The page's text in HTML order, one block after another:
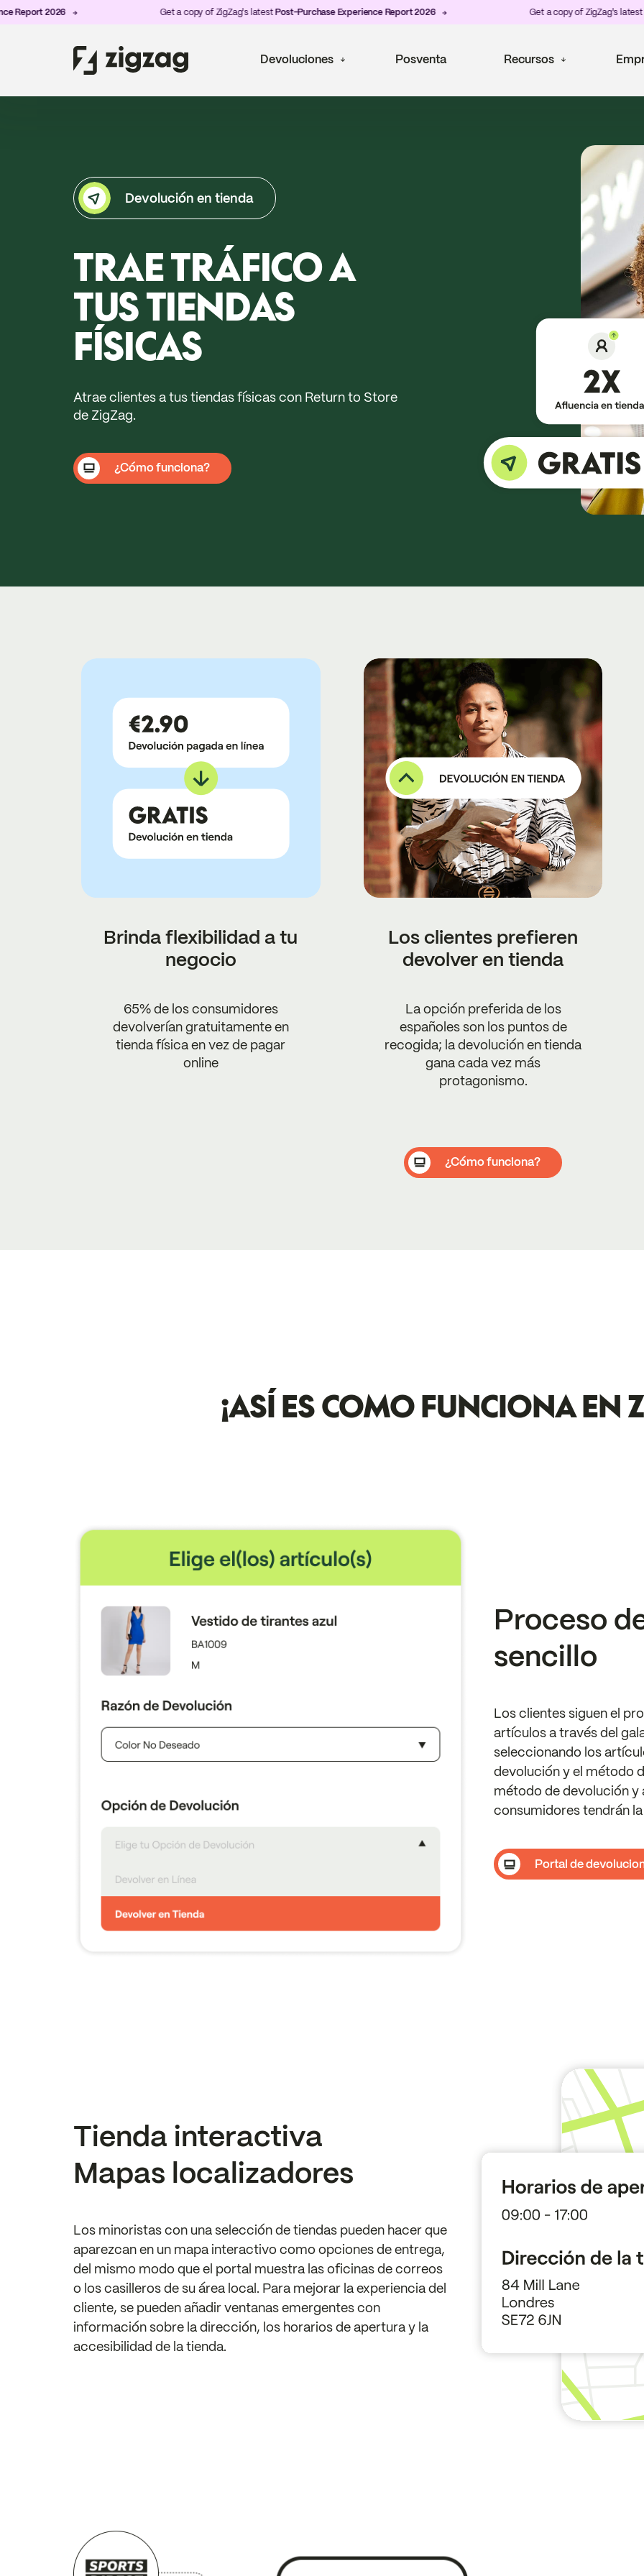
2026 Get a copy of ZigZag's latestPost-Purchase Experience Report 2026 Get a copy of ZigZag's latestPost-
Devoluciones Posventa Recursos
Devolución en tienda
TRAE TRÁFICO A
TUS TIENDAS
FÍSICAS
Atrae clientes a tus tiendas físicas con Return to Store
de ZigZag.
¿Cómo funciona?
Brinda flexibilidad a tu
negocio
65% de los consumidores
devolverían gratuitamente en
tienda física en vez de pagar
online
Los clientes prefieren
devolver en tienda
La opción preferida de los
españoles son los puntos de
recogida; la devolución en tienda
gana cada vez más
protagonismo.
¿Cómo funciona?
¡ASÍ ES COMO FUNCIONA EN
Proceso
sencillo
Los clientes siguen el
artículos a través del
seleccionando los
devolución y el método
método de devolución y
consumidores tendrán
Portal de
Tienda interactiva
Mapas localizadores
Los minoristas con una selección de tiendas pueden hacer que
aparezcan en un mapa interactivo como opciones de entrega,
del mismo modo que el portal muestra las oficinas de correos
o los casilleros de su área local. Para mejorar la experiencia del
cliente, se pueden añadir ventanas emergentes con
información sobre la dirección, los horarios de apertura y la
accesibilidad de la tienda.